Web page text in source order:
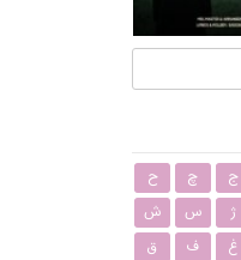
ج چ
ح
ژ س
ش
غ ف
ق